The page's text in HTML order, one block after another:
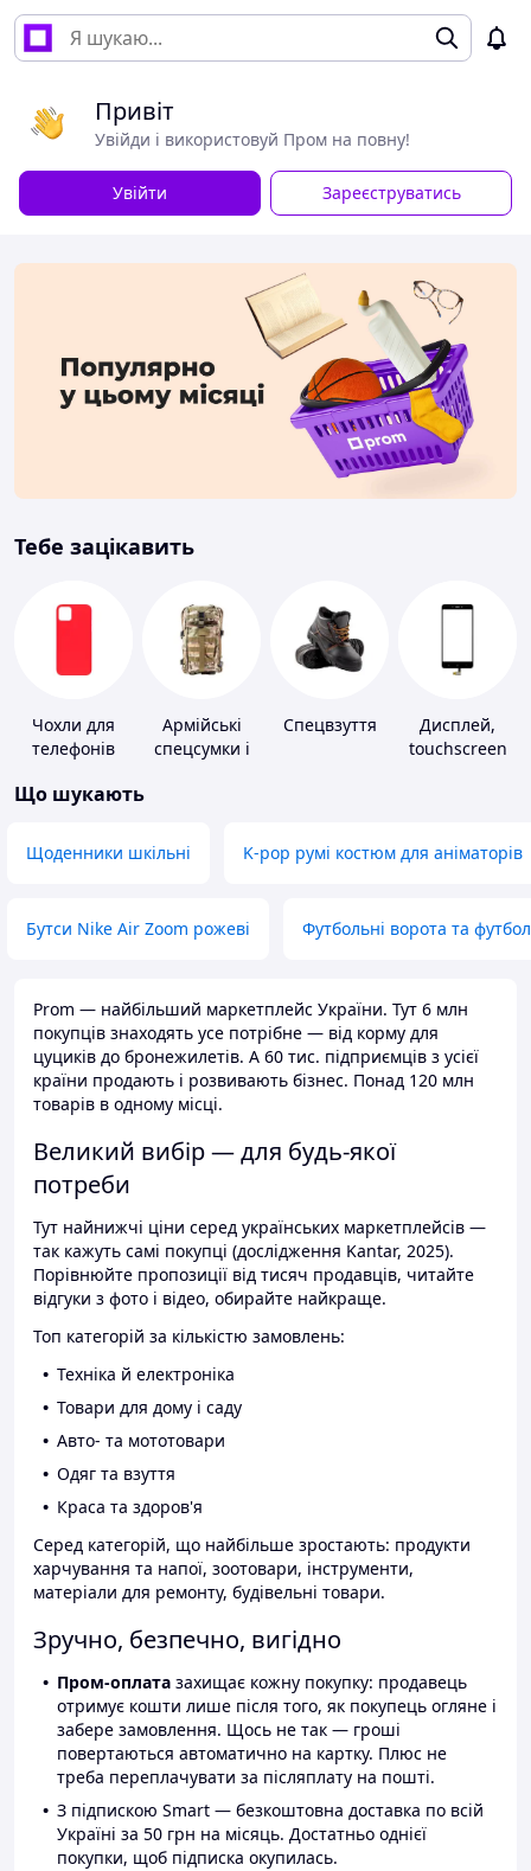
Привіт
Увійди і використовуй Пром на повну!
Увійти Зареєструватись
Тебе зацікавить
Чохли для
телефонів
Армійські
спецсумки і
Спецвзуття
Дисплей,
touchscreen
Що шукають
Щоденники шкільні K-pop румі костюм для аніматорів
Бутси Nike Air Zoom рожеві Футбольні ворота та
Prom — найбільший маркетплейс України. Тут 6 млн
покупців знаходять усе потрібне — від корму для
цуциків до бронежилетів. А 60 тис. підприємців з усієї
країни продають і розвивають бізнес. Понад 120 млн
товарів в одному місці.
Великий вибір — для будь-якої
потреби
Тут найнижчі ціни серед українських маркетплейсів —
так кажуть самі покупці (дослідження Kantar, 2025).
Порівнюйте пропозиції від тисяч продавців, читайте
відгуки з фото і відео, обирайте найкраще.
Топ категорій за кількістю замовлень:
Техніка й електроніка
Товари для дому і саду
Авто- та мототовари
Одяг та взуття
Краса та здоров'я
Серед категорій, що найбільше зростають: продукти
харчування та напої, зоотовари, інструменти,
матеріали для ремонту, будівельні товари.
Зручно, безпечно, вигідно
Пром-оплата захищає кожну покупку: продавець
отримує кошти лише після того, як покупець огляне і
забере замовлення. Щось не так — гроші
повертаються автоматично на картку. Плюс не
треба переплачувати за післяплату на пошті.
З підпискою Smart — безкоштовна доставка по всій
Україні за 50 грн на місяць. Достатньо однієї
покупки, щоб підписка окупилась.